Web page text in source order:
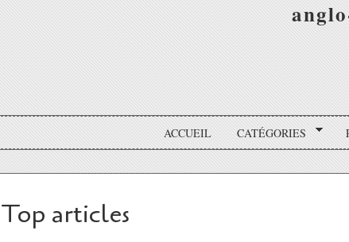
ACCUEIL CATÉGORIES
Top articles